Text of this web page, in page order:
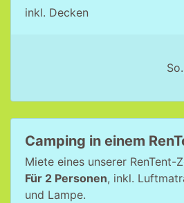
inkl. Decken
Camping in einem
Miete eines unserer RenTent-
Für 2 Personen, inkl.
und Lampe.